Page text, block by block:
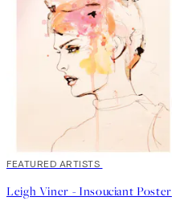
40%*
FEATURED ARTISTS
Leigh Viner - Insouciant Poster